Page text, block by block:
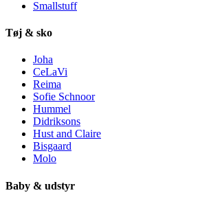
Smallstuff
Tøj & sko
Joha
CeLaVi
Reima
Sofie Schnoor
Hummel
Didriksons
Hust and Claire
Bisgaard
Molo
Baby & udstyr